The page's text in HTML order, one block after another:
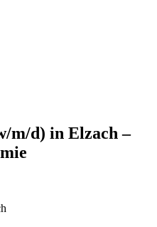
m/d) in Elzach –